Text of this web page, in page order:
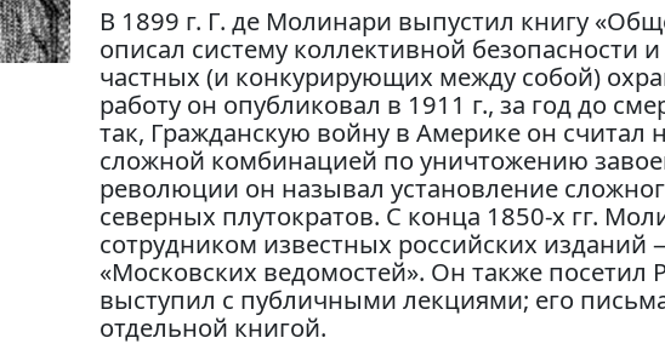
В 1899 г. Г. де Молинари выпустил книгу
описал систему коллективной безопасности
частных (и конкурирующих между собой)
работу он опубликовал в 1911 г., за год до
так, Гражданскую войну в Америке он считал
сложной комбинацией по уничтожению
революции он называл установление
северных плутократов. С конца 1850-х гг.
сотрудником известных российских изданий
«Московских ведомостей». Он также посетил
выступил с публичными лекциями; его
отдельной книгой.